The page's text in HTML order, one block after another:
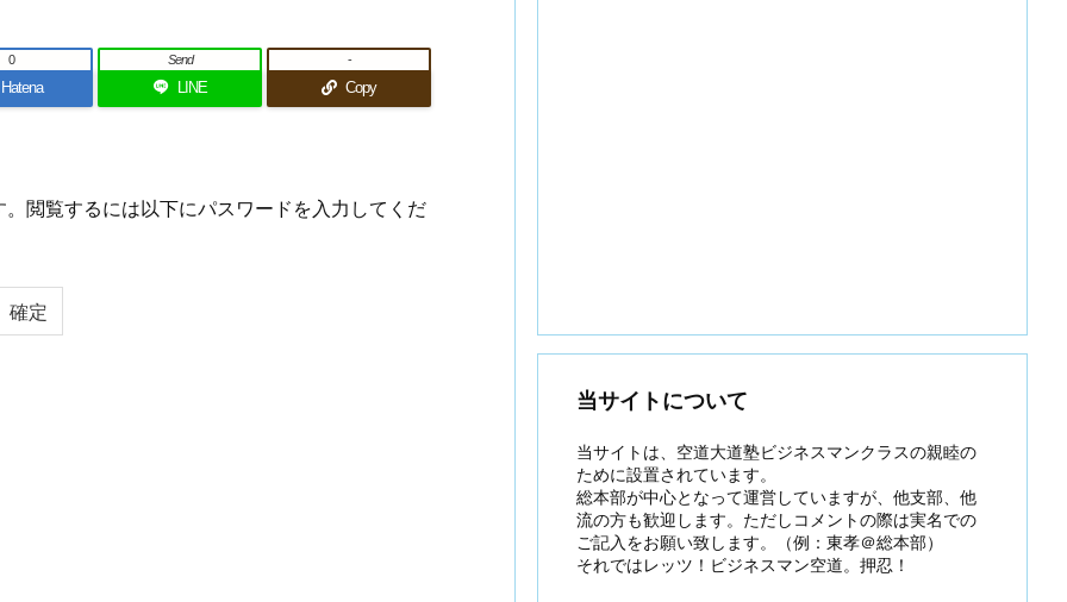
Hatena
0
LINE
Send
Copy
-
閲覧するには以下にパスワードを入力してくだ
当サイトについて
当サイトは、空道大道塾ビジネスマンクラスの親睦の
ために設置されています。
総本部が中心となって運営していますが、他支部、他
流の方も歓迎します。ただしコメントの際は実名での
ご記入をお願い致します。（例：東孝＠総本部）
それではレッツ！ビジネスマン空道。押忍！